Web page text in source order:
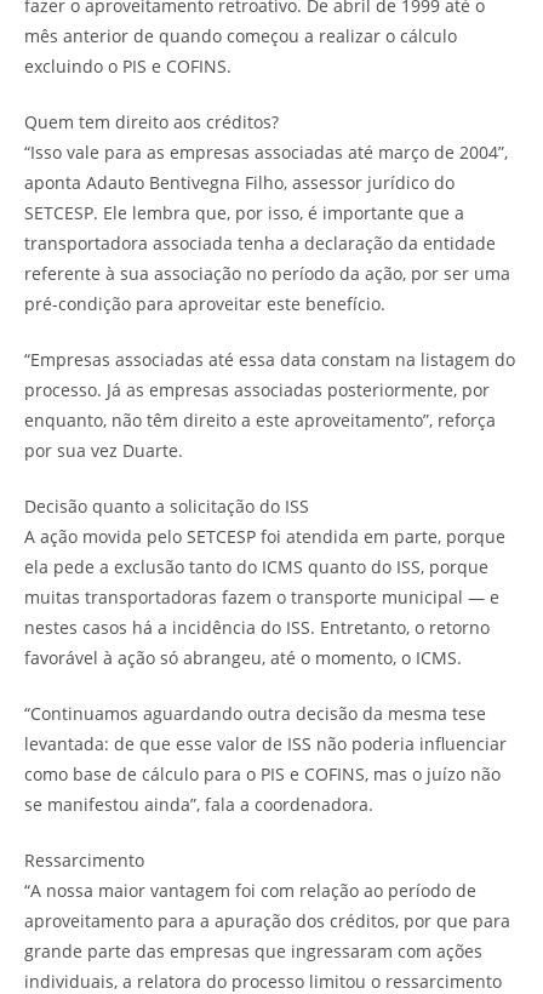
fazer o aproveitamento retroativo. De abril de 1999 até o
mês anterior de quando começou a realizar o cálculo
excluindo o PIS e COFINS.
Quem tem direito aos créditos?
“Isso vale para as empresas associadas até março de 2004”,
aponta Adauto Bentivegna Filho, assessor jurídico do
SETCESP. Ele lembra que, por isso, é importante que a
transportadora associada tenha a declaração da entidade
referente à sua associação no período da ação, por ser uma
pré-condição para aproveitar este benefício.
“Empresas associadas até essa data constam na listagem do
processo. Já as empresas associadas posteriormente, por
enquanto, não têm direito a este aproveitamento”, reforça
por sua vez Duarte.
Decisão quanto a solicitação do ISS
A ação movida pelo SETCESP foi atendida em parte, porque
ela pede a exclusão tanto do ICMS quanto do ISS, porque
muitas transportadoras fazem o transporte municipal — e
nestes casos há a incidência do ISS. Entretanto, o retorno
favorável à ação só abrangeu, até o momento, o ICMS.
“Continuamos aguardando outra decisão da mesma tese
levantada: de que esse valor de ISS não poderia influenciar
como base de cálculo para o PIS e COFINS, mas o juízo não
se manifestou ainda”, fala a coordenadora.
Ressarcimento
“A nossa maior vantagem foi com relação ao período de
aproveitamento para a apuração dos créditos, por que para
grande parte das empresas que ingressaram com ações
individuais, a relatora do processo limitou o ressarcimento